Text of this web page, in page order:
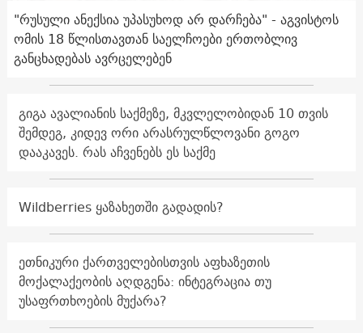
"რუსული ანექსია უპასუხოდ არ დარჩება" - აგვისტოს
ომის 18 წლისთავთან საელჩოები ერთობლივ
განცხადებას ავრცელებენ
გიგა ავალიანის საქმეზე, მკვლელობიდან 10 თვის
შემდეგ, კიდევ ორი არასრულწლოვანი გოგო
დააკავეს. რას აჩვენებს ეს საქმე
Wildberries ყაზახეთში გადადის?
ეთნიკური ქართველებისთვის აფხაზეთის
მოქალაქეობის აღდგენა: ინტეგრაცია თუ
უსაფრთხოების მუქარა?